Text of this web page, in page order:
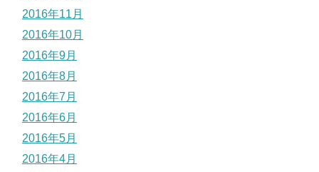
2016年11月
2016年10月
2016年9月
2016年8月
2016年7月
2016年6月
2016年5月
2016年4月